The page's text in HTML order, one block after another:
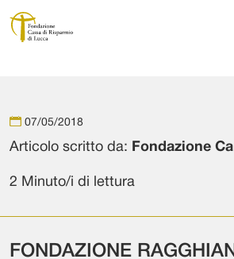
Navigazione principale
07/05/2018
Articolo scritto da: Fondazione
2 Minuto/i di lettura
FONDAZIONE